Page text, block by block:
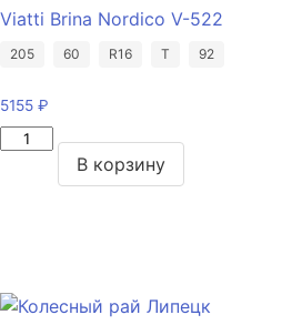
Viatti Brina Nordico V-522
205 60 R16 T 92
5155 ₽
Количество
522
В корзину